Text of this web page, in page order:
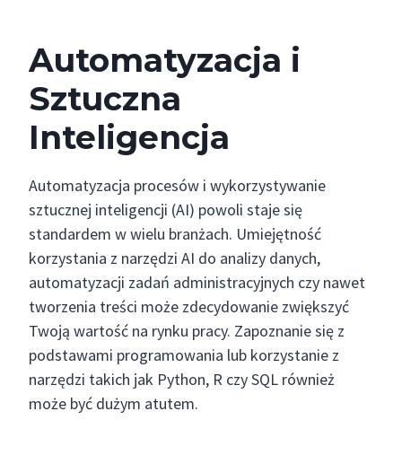
Automatyzacja i
Sztuczna
Inteligencja
Automatyzacja procesów i wykorzystywanie
sztucznej inteligencji (AI) powoli staje się
standardem w wielu branżach. Umiejętność
korzystania z narzędzi AI do analizy danych,
automatyzacji zadań administracyjnych czy nawet
tworzenia treści może zdecydowanie zwiększyć
Twoją wartość na rynku pracy. Zapoznanie się z
podstawami programowania lub korzystanie z
narzędzi takich jak Python, R czy SQL również
może być dużym atutem.